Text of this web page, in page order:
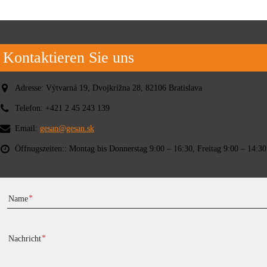
Kontaktieren Sie uns
Adresse: Výtvarná 19, Dvojkrížna 28, 82106 Bratislava
Telefon: +421 2 45 243 139
Email: gesan@gesan.sk
Öffnugszeiten:: Montag bis Donnerstag 9:00 – 16:30, Freitag 9:00 – 14:30
Name
Nachricht